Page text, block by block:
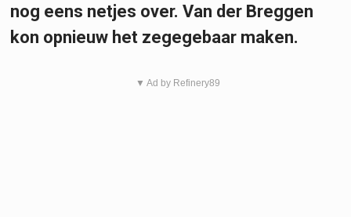
nog eens netjes over. Van der Breggen
kon opnieuw het zegegebaar maken.
▼ Ad by Refinery89